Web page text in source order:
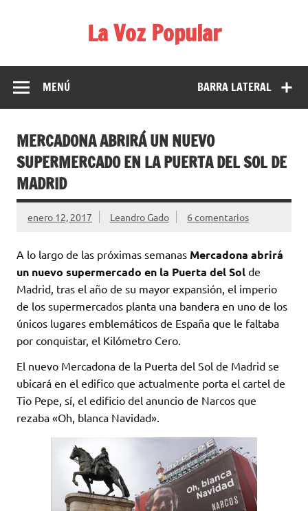
La Voz Popular
para reírse de las verdaderas.
BARRA LATERAL
MENÚ
MERCADONA ABRIRÁ UN NUEVO
SUPERMERCADO EN LA PUERTA DEL SOL DE
MADRID
enero 12, 2017 Leandro Gado 6 comentarios
A lo largo de las próximas semanas Mercadona abrirá
un nuevo supermercado en la Puerta del Sol de
Madrid, tras el año de su mayor expansión, el imperio
de los supermercados planta una bandera en uno de los
únicos lugares emblemáticos de España que le faltaba
por conquistar, el Kilómetro Cero.
El nuevo Mercadona de la Puerta del Sol de Madrid se
ubicará en el edifico que actualmente porta el cartel de
Tio Pepe, sí, el edificio del anuncio de Narcos que
rezaba «Oh, blanca Navidad».